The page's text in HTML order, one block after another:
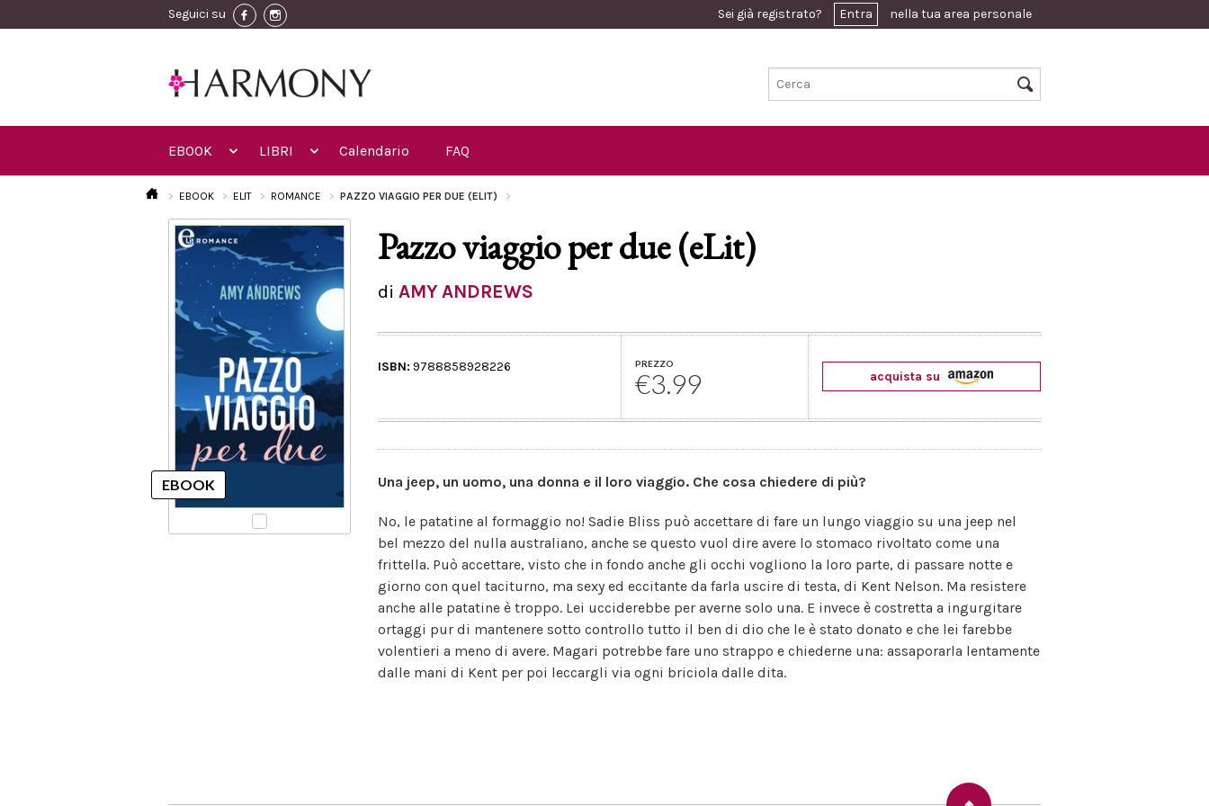
Seguici su Sei già registrato? Entra nella tua area personale
EBOOK LIBRI Calendario FAQ
EBOOK ELIT ROMANCE PAZZO VIAGGIO PER DUE (ELIT)
Pazzo viaggio per due (eLit)
diAMY ANDREWS
ISBN: 9788858928226 PREZZO
€3.99 acquista su
Una jeep, un uomo, una donna e il loro viaggio. Che cosa chiedere di più?
No, le patatine al formaggio no! Sadie Bliss può accettare di fare un lungo viaggio su una jeep nel
bel mezzo del nulla australiano, anche se questo vuol dire avere lo stomaco rivoltato come una
frittella. Può accettare, visto che in fondo anche gli occhi vogliono la loro parte, di passare notte e
giorno con quel taciturno, ma sexy ed eccitante da farla uscire di testa, di Kent Nelson. Ma resistere
anche alle patatine è troppo. Lei ucciderebbe per averne solo una. E invece è costretta a ingurgitare
ortaggi pur di mantenere sotto controllo tutto il ben di dio che le è stato donato e che lei farebbe
volentieri a meno di avere. Magari potrebbe fare uno strappo e chiederne una: assaporarla lentamente
dalle mani di Kent per poi leccargli via ogni briciola dalle dita.